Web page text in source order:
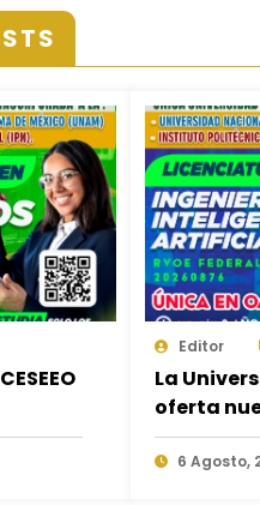
Editor
La
oferta
las6 Agosto,